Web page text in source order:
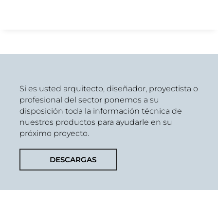
Si es usted arquitecto, diseñador, proyectista o
profesional del sector ponemos a su
disposición toda la información técnica de
nuestros productos para ayudarle en su
próximo proyecto.
DESCARGAS